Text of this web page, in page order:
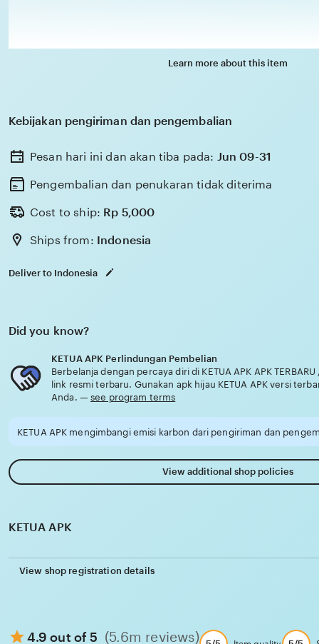
Learn more about this item
Kebijakan pengiriman dan pengembalian
Pesan hari ini dan akan tiba pada: Jun 09-31
Pengembalian dan penukaran tidak diterima
Cost to ship: Rp 5,000
Ships from: Indonesia
Deliver to Indonesia
Did you know?
KETUA APK Perlindungan Pembelian
Berbelanja dengan percaya diri di KETUA APK APK
link resmi terbaru. Gunakan apk hijau KETUA APK versi
Anda. —see program terms
KETUA APK mengimbangi emisi karbon dari pengiriman dan
View additional shop policies
KETUA APK
View shop registration details
4.9 out of 5 (5.6m reviews)